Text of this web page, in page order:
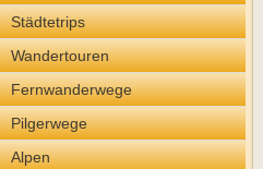
Städtetrips
Wandertouren
Fernwanderwege
Pilgerwege
Alpen